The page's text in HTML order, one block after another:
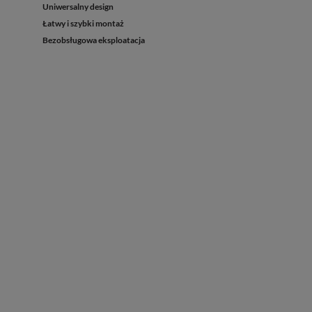
Uniwersalny design
Łatwy i szybki montaż
Bezobsługowa eksploatacja